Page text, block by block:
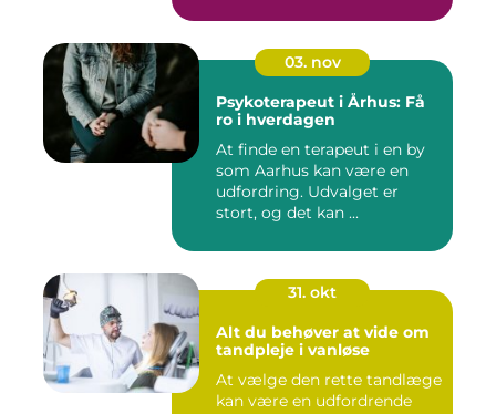
03. nov
Psykoterapeut i Århus: Få
ro i hverdagen
At finde en terapeut i en by
som Aarhus kan være en
udfordring. Udvalget er
stort, og det kan ...
31. okt
Alt du behøver at vide om
tandpleje i vanløse
At vælge den rette tandlæge
kan være en udfordrende